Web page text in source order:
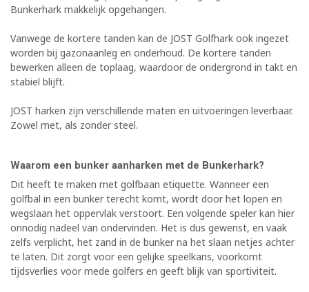
Bunkerhark makkelijk opgehangen.
Vanwege de kortere tanden kan de JOST Golfhark ook ingezet
worden bij gazonaanleg en onderhoud. De kortere tanden
bewerken alleen de toplaag, waardoor de ondergrond in takt en
stabiel blijft.
JOST harken zijn verschillende maten en uitvoeringen leverbaar.
Zowel met, als zonder steel.
Waarom een bunker aanharken met de Bunkerhark?
Dit heeft te maken met golfbaan etiquette. Wanneer een
golfbal in een bunker terecht komt, wordt door het lopen en
wegslaan het oppervlak verstoort. Een volgende speler kan hier
onnodig nadeel van ondervinden. Het is dus gewenst, en vaak
zelfs verplicht, het zand in de bunker na het slaan netjes achter
te laten. Dit zorgt voor een gelijke speelkans, voorkomt
tijdsverlies voor mede golfers en geeft blijk van sportiviteit.